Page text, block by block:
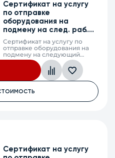
Сертификат на услугу
по отправке
оборудования на
подмену на след. раб.
день, MES5600-24, 3 г.
Сертификат на услугу по
отправке оборудования на
подмену на следующий
рабочий день (next business
day shipping) в случае выхода
из строя оборудования,
MES5600-24, 3 календарных
Сертификат на услугу